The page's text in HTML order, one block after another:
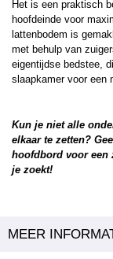
Het is een praktisch
hoofdeinde voor
lattenbodem is
met behulp van
eigentijdse bedstee,
slaapkamer voor een
Kun je niet alle
elkaar te zetten?
hoofdbord voor een
je zoekt!
MEER